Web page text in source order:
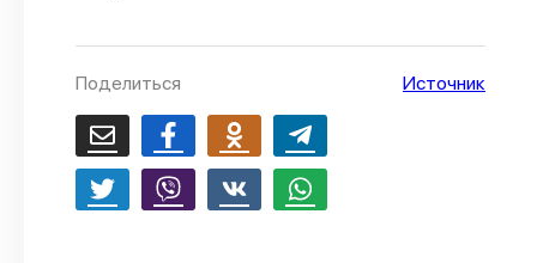
О проекте
Политика конфиденциальности
Поделиться Источник